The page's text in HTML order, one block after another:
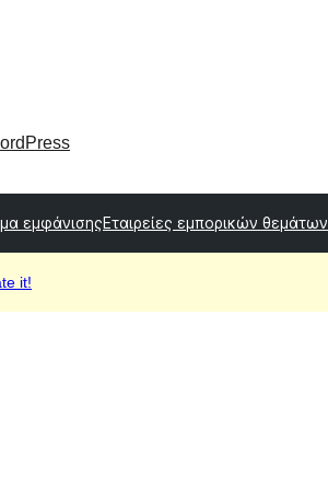
εμφάνισηςΕταιρείες εμπορικών θεμάτων
it!